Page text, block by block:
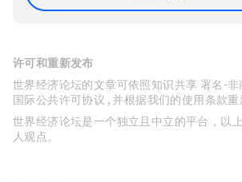
许可和重新发布
世界经济论坛的文章可依照知识共享 署名-
国际公共许可协议 , 并根据我们的使用条款重
世界经济论坛是一个独立且中立的平台，以
人观点。